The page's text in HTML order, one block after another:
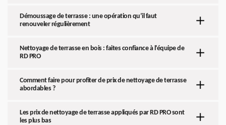
Démoussage de terrasse : une opération qu’il faut
renouveler régulièrement
Nettoyage de terrasse en bois : faites confiance à l’équipe de
RD PRO
Comment faire pour profiter de prix de nettoyage de terrasse
abordables ?
Les prix de nettoyage de terrasse appliqués par RD PRO sont
les plus bas